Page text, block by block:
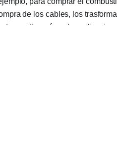
de los cables, los
que llevarán a la audiencia,